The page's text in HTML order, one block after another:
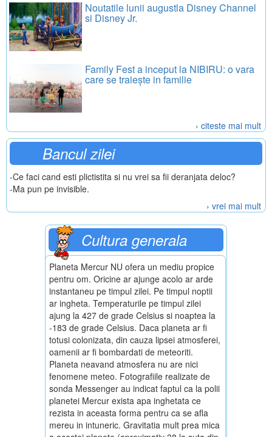
Noutatile lunii augustla Disney Channel
si Disney Jr.
Family Fest a inceput la NIBIRU: o vara
care se traiește in familie
› citeste mai mult
Bancul zilei
-Ce faci cand esti plictistita si nu vrei sa fii deranjata deloc?
-Ma pun pe invisible.
› vrei mai mult
Cultura generala
Planeta Mercur NU ofera un mediu propice
pentru om. Oricine ar ajunge acolo ar arde
instantaneu pe timpul zilei. Pe timpul noptii
ar ingheta. Temperaturile pe timpul zilei
ajung la 427 de grade Celsius si noaptea la
-183 de grade Celsius. Daca planeta ar fi
totusi colonizata, din cauza lipsei atmosferei,
oamenii ar fi bombardati de meteoriti.
Planeta neavand atmosfera nu are nici
fenomene meteo. Fotografiile realizate de
sonda Messenger au indicat faptul ca la polii
planetei Mercur exista apa inghetata ce
rezista in aceasta forma pentru ca se afla
mereu in intuneric. Gravitatia mult prea mica